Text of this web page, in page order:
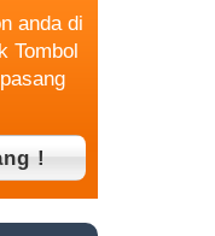
anda di
Tombol